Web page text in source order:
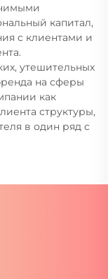
капитал,
с клиентами и
утешительных
на сферы
как
структуры,
в один ряд с